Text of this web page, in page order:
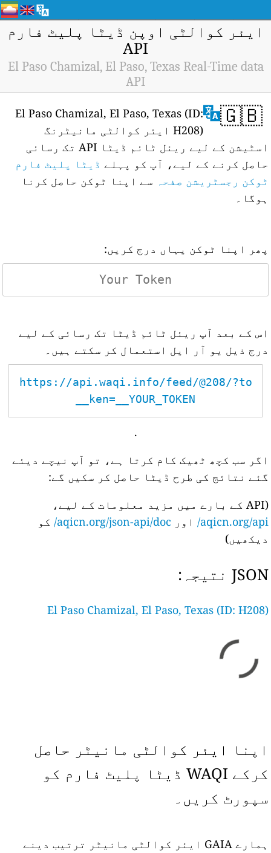
ایئر کوالٹی اوپن ڈیٹا پلیٹ فارم
API
El Paso Chamizal, El Paso, Texas Real-Time data
API
🇬🇧
El Paso Chamizal, El Paso, Texas (ID:
H208) ایئر کوالٹی مانیٹرنگ
اسٹیشن کے لیے ریئل ٹائم ڈیٹا API تک رسائی
حاصل کرنے کے لیے، آپ کو پہلے ڈیٹا پلیٹ فارم
ٹوکن رجسٹریشن صفحہ سے اپنا ٹوکن حاصل کرنا
ہوگا۔
پھر اپنا ٹوکن یہاں درج کریں:
اس کے بعد آپ ریئل ٹائم ڈیٹا تک رسائی کے لیے
درج ذیل یو آر ایل استعمال کر سکتے ہیں۔
https://api.waqi.info/feed/@208/?to
ken=__YOUR_TOKEN__
.
اگر سب کچھ ٹھیک کام کرتا ہے، تو آپ نیچے دیئے
گئے نتائج کی طرح ڈیٹا حاصل کر سکیں گے:
(API کے بارے میں مزید معلومات کے لیے،
aqicn.org/api/
اور aqicn.org/json-api/doc/ کو
دیکھیں)
JSON نتیجہ:
El Paso Chamizal, El Paso, Texas (ID: H208)
اپنا ایئر کوالٹی مانیٹر حاصل
کرکے WAQI ڈیٹا پلیٹ فارم کو
سپورٹ کریں۔
ہمارے GAIA ایئر کوالٹی مانیٹر ترتیب دینے